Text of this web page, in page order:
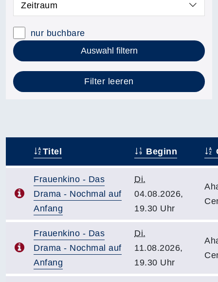
Zeitraum
nur buchbare
Auswahl filtern
Filter leeren
Titel Beginn
Frauenkino - Das
Drama - Nochmal auf
Anfang
Di.
04.08.2026,
19.30 Uhr
Frauenkino - Das
Drama - Nochmal auf
Anfang
Di.
11.08.2026,
19.30 Uhr